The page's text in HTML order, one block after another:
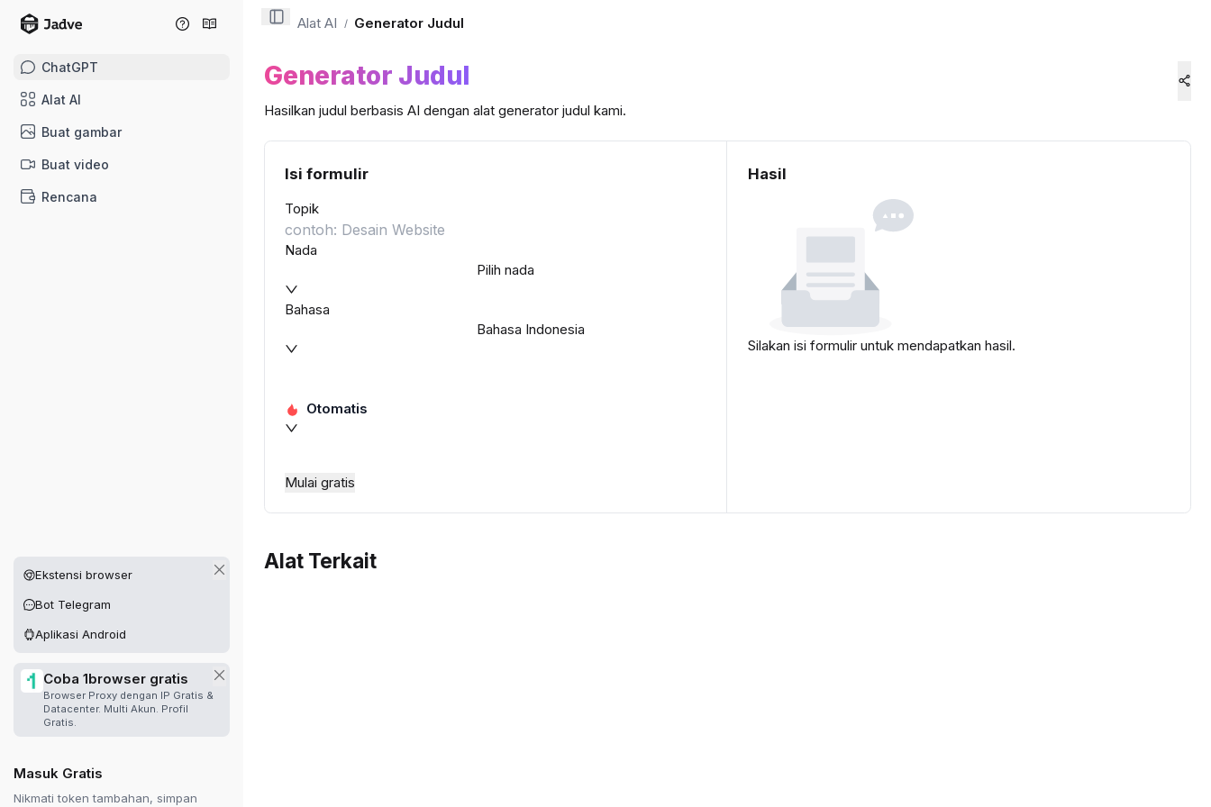
ChatGPT
Alat AI
Buat gambar
Buat video
Rencana
Platform lain yang tersedia
Ekstensi browser
Bot Telegram
Aplikasi Android
Coba 1browser gratis
Browser Proxy dengan IP Gratis &
Datacenter. Multi Akun. Profil
Gratis.
Masuk Gratis
Nikmati token tambahan, simpan
Alat AI / Generator Judul
Generator Judul
Hasilkan judul berbasis AI dengan alat generator judul kami.
Isi formulir
Topik
Nada
Pilih nada
Bahasa
Bahasa Indonesia
Otomatis
Mulai gratis
Hasil
Silakan isi formulir untuk mendapatkan hasil.
Alat Terkait